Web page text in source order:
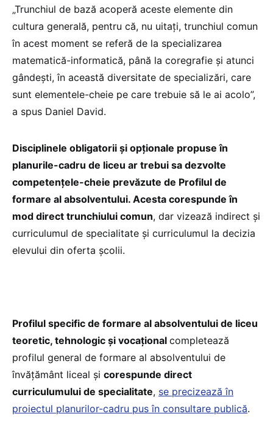
„Trunchiul de bază acoperă aceste elemente din
cultura generală, pentru că, nu uitați, trunchiul comun
în acest moment se referă de la specializarea
matematică-informatică, până la coregrafie și atunci
gândești, în această diversitate de specializări, care
sunt elementele-cheie pe care trebuie să le ai acolo”,
a spus Daniel David.
Disciplinele obligatorii și opționale propuse în
planurile-cadru de liceu ar trebui sa dezvolte
competențele-cheie prevăzute de Profilul de
formare al absolventului. Acesta corespunde în
mod direct trunchiului comun, dar vizează indirect și
curriculumul de specialitate și curriculumul la decizia
elevului din oferta școlii.
Profilul specific de formare al absolventului de liceu
teoretic, tehnologic și vocațional completează
profilul general de formare al absolventului de
învățământ liceal și corespunde direct
curriculumului de specialitate, se precizează în
proiectul planurilor-cadru pus în consultare publică.